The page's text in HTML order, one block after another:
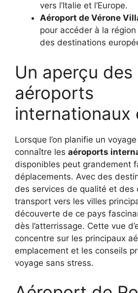
vers l’Italie et l’Europe.
Aéroport de Vérone
pour accéder à la
des destinations
Un aperçu des
aéroports
internationaux
Lorsque l’on planifie un voyage
connaître les aéroports
disponibles peut grandement
déplacements. Avec des
des services de qualité et des
transport vers les villes
découverte de ce pays
dès l’atterrissage. Cette vue
concentre sur les principaux
emplacement et les conseils
voyage sans stress.